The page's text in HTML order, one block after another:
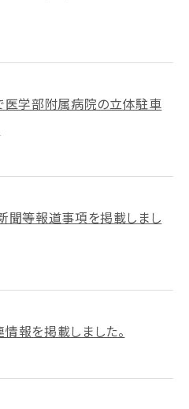
医学部附属病院の立体駐車
聞等報道事項を掲載しまし
報を掲載しました。